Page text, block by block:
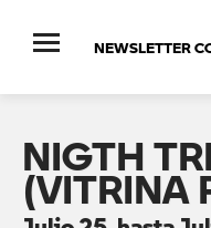
NEWSLETTER
NIGTH
(VITRINA